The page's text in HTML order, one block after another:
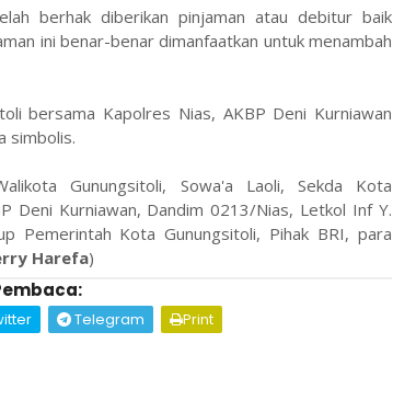
berhak diberikan pinjaman atau debitur baik
ini benar-benar dimanfaatkan untuk menambah
bersama Kapolres Nias, AKBP Deni Kurniawan
simbolis.
Gunungsitoli, Sowa'a Laoli, Sekda Kota
Deni Kurniawan, Dandim 0213/Nias, Letkol Inf Y.
Pemerintah Kota Gunungsitoli, Pihak BRI, para
Harefa)
Telegram Print